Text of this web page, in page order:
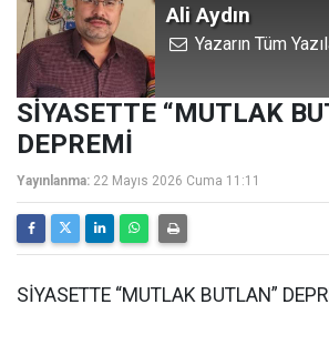
Ali Aydın
Yazarın Tüm
SİYASETTE “MUTLAK
DEPREMİ
Yayınlanma: 22 Mayıs 2026 Cuma 11:11
SİYASETTE “MUTLAK BUTLAN”